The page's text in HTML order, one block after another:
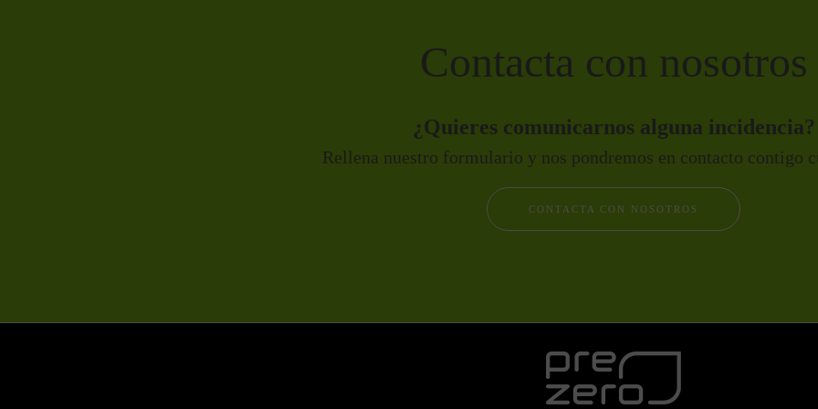
Contacta con nosotros
¿Quieres comunicarnos alguna incidencia?
Rellena nuestro formulario y nos pondremos en contacto contigo
CONTACTA CON NOSOTROS